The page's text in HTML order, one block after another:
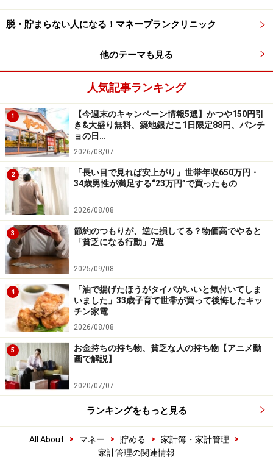
脱・貯まらない人になる！マネープランクリニック
他のテーマも見る
人気記事ランキング
1
【今週末のキャンペーン情報5選】かつや150円引
き&大盛り無料、築地銀だこ1日限定88円、パンチ
ョの日…
2026/08/07
2
「長い目で見れば安上がり」世帯年収650万円・
34歳男性が満足する“23万円”で買ったもの
2026/08/08
3
節約のつもりが、逆に損してる？物価高でやると
「貧乏になる行動」7選
2025/09/08
4
「油で揚げたほうがタイパがいいと気付いてしま
いました」33歳子育て世帯が買って後悔したキッ
チン家電
2026/08/08
5
お金持ちの持ち物、貧乏な人の持ち物【アニメ動
画で解説】
2020/07/07
ランキングをもっと見る
All About > マネー > 貯める > 家計簿・家計管理
>
家計管理の関連情報